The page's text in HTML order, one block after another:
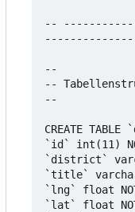
--
--
--
--
CREATE
`id` int(11)
`district`
`title`
`lng` float
`lat` float